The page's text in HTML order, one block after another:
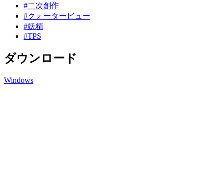
#二次創作
#クォータービュー
#妖精
#TPS
ダウンロード
Windows